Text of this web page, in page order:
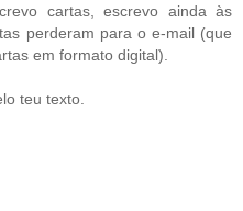
cartas, escrevo ainda às
perderam para o e-mail (que
em formato digital).
teu texto.